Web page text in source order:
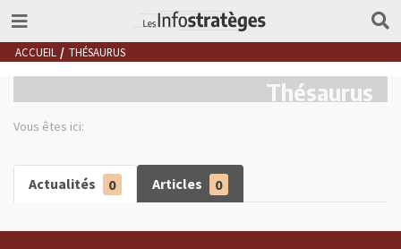
ACCUEIL THÉSAURUS
Thésaurus
Vous êtes ici:
Actualités 0 Articles 0